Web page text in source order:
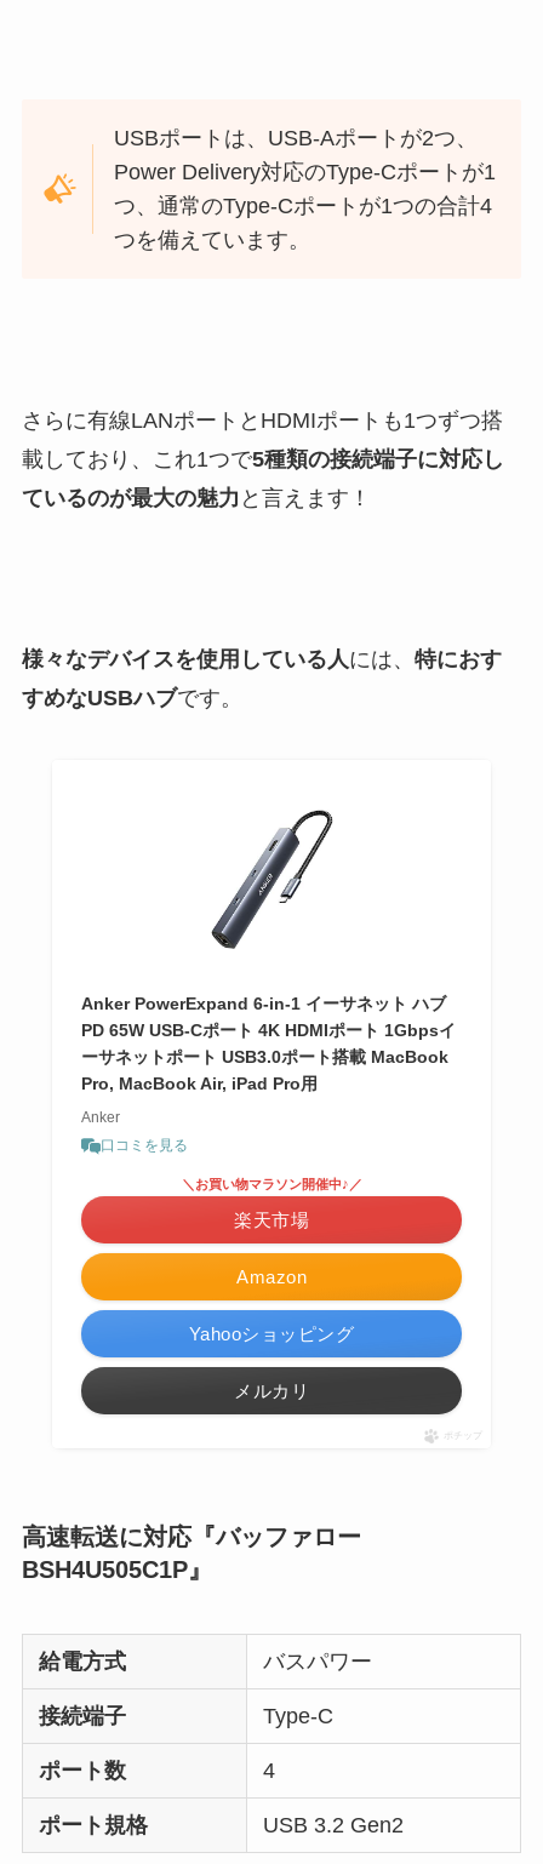
USBポートは、USB-Aポートが2つ、
Power Delivery対応のType-Cポートが1
つ、通常のType-Cポートが1つの合計4
つを備えています。
さらに有線LANポートとHDMIポートも1つずつ搭
載しており、これ1つで5種類の接続端子に対応し
ているのが最大の魅力 と言えます！
様々なデバイスを使用している人 には、 特におす
すめなUSBハブです。
Anker PowerExpand 6-in-1 イーサネット ハブ
PD 65W USB-Cポート 4K HDMIポート 1Gbpsイ
ーサネットポート USB3.0ポート搭載 MacBook
Pro, MacBook Air, iPad Pro用
Anker
口コミを見る
Amazon
＼お買い物マラソン開催中♪／
楽天市場
Yahooショッピング
メルカリ
ポチップ
高速転送に対応『バッファロー
BSH4U505C1P』
給電方式 バスパワー
接続端子 Type-C
ポート数 4
ポート規格 USB 3.2 Gen2